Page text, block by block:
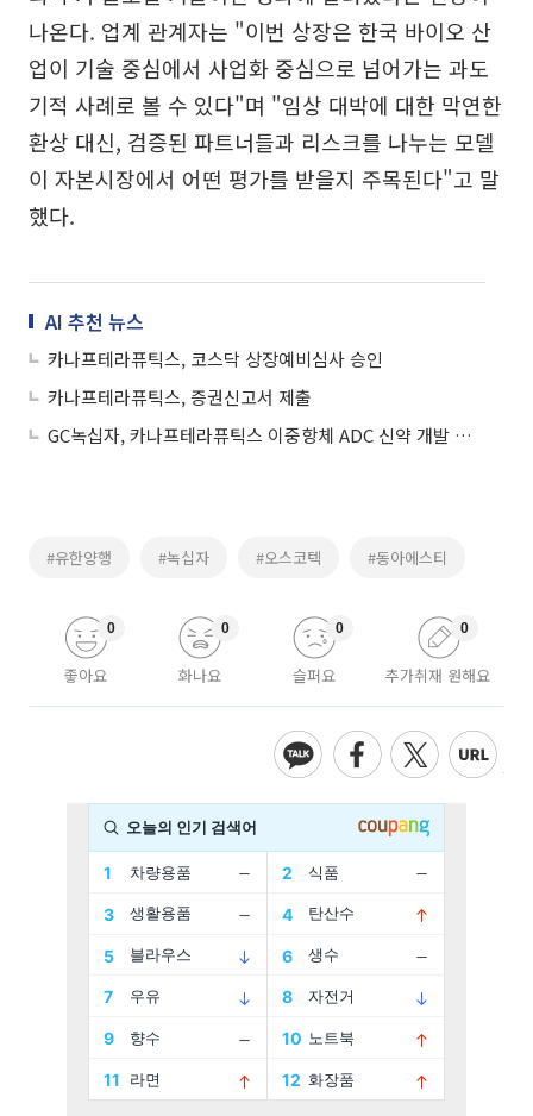
나온다. 업계 관계자는 "이번 상장은 한국 바이오 산
업이 기술 중심에서 사업화 중심으로 넘어가는 과도
기적 사례로 볼 수 있다"며 "임상 대박에 대한 막연한
환상 대신, 검증된 파트너들과 리스크를 나누는 모델
이 자본시장에서 어떤 평가를 받을지 주목된다"고 말
했다.
AI 추천 뉴스
카나프테라퓨틱스, 코스닥 상장예비심사 승인
카나프테라퓨틱스, 증권신고서 제출
GC녹십자, 카나프테라퓨틱스 이중항체 ADC 신약 개발 옵션행사 확정
#유한양행 #녹십자 #오스코텍 #동아에스티
좋아요
0
화나요
0
슬퍼요
0
추가취재 원해요
0